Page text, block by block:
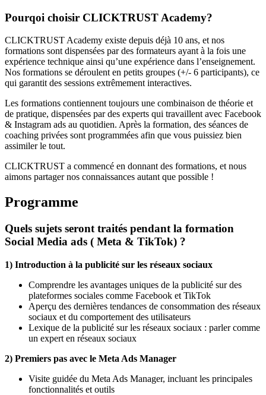
Pourqoi choisir CLICKTRUST Academy?
CLICKTRUST Academy existe depuis déjà 10 ans, et nos
formations sont dispensées par des formateurs ayant à la fois une
expérience technique ainsi qu’une expérience dans l’enseignement.
Nos formations se déroulent en petits groupes (+/- 6 participants), ce
qui garantit des sessions extrêmement interactives.
Les formations contiennent toujours une combinaison de théorie et
de pratique, dispensées par des experts qui travaillent avec Facebook
& Instagram ads au quotidien. Après la formation, des séances de
coaching privées sont programmées afin que vous puissiez bien
assimiler le tout.
CLICKTRUST a commencé en donnant des formations, et nous
aimons partager nos connaissances autant que possible !
Programme
Quels sujets seront traités pendant la formation
Social Media ads ( Meta & TikTok) ?
1) Introduction à la publicité sur les réseaux sociaux
Comprendre les avantages uniques de la publicité sur des
plateformes sociales comme Facebook et TikTok
Aperçu des dernières tendances de consommation des réseaux
sociaux et du comportement des utilisateurs
Lexique de la publicité sur les réseaux sociaux : parler comme
un expert en réseaux sociaux
2) Premiers pas avec le Meta Ads Manager
Visite guidée du Meta Ads Manager, incluant les principales
fonctionnalités et outils